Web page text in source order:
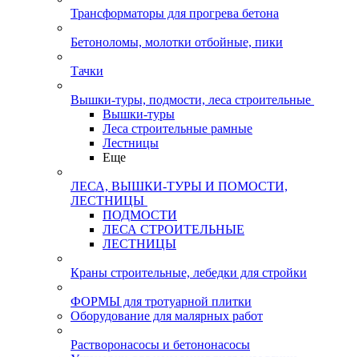
Трансформаторы для прогрева бетона
Бетоноломы, молотки отбойные, пики
Тачки
Вышки-туры, подмости, леса строительные
Вышки-туры
Леса строительные рамные
Лестницы
Еще
ЛЕСА, ВЫШКИ-ТУРЫ И ПОМОСТИ,
ЛЕСТНИЦЫ
ПОДМОСТИ
ЛЕСА СТРОИТЕЛЬНЫЕ
ЛЕСТНИЦЫ
Краны строительные, лебедки для стройки
ФОРМЫ для тротуарной плитки
Оборудование для малярных работ
Растворонасосы и бетононасосы